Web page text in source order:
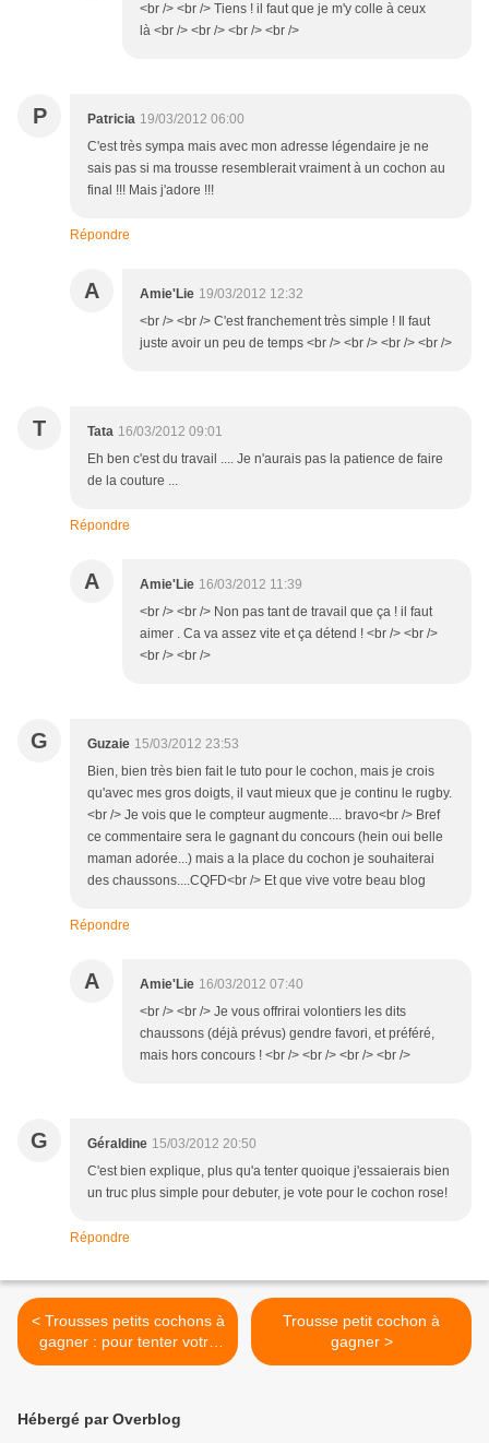
<br /> <br /> Tiens ! il faut que je m'y colle à ceux
là <br /> <br /> <br /> <br />
P Patricia 19/03/2012 06:00
C'est très sympa mais avec mon adresse légendaire je ne
sais pas si ma trousse resemblerait vraiment à un cochon au
final !!! Mais j'adore !!!
Répondre
A Amie'Lie 19/03/2012 12:32
<br /> <br /> C'est franchement très simple ! Il faut
juste avoir un peu de temps <br /> <br /> <br /> <br />
T Tata 16/03/2012 09:01
Eh ben c'est du travail .... Je n'aurais pas la patience de faire
de la couture ...
Répondre
A Amie'Lie 16/03/2012 11:39
<br /> <br /> Non pas tant de travail que ça ! il faut
aimer . Ca va assez vite et ça détend ! <br /> <br />
<br /> <br />
G Guzaie 15/03/2012 23:53
Bien, bien très bien fait le tuto pour le cochon, mais je crois
qu'avec mes gros doigts, il vaut mieux que je continu le rugby.
<br /> Je vois que le compteur augmente.... bravo<br /> Bref
ce commentaire sera le gagnant du concours (hein oui belle
maman adorée...) mais a la place du cochon je souhaiterai
des chaussons....CQFD<br /> Et que vive votre beau blog
Répondre
A Amie'Lie 16/03/2012 07:40
<br /> <br /> Je vous offrirai volontiers les dits
chaussons (déjà prévus) gendre favori, et préféré,
mais hors concours ! <br /> <br /> <br /> <br />
G Géraldine 15/03/2012 20:50
C'est bien explique, plus qu'a tenter quoique j'essaierais bien
un truc plus simple pour debuter, je vote pour le cochon rose!
Répondre
< Trousses petits cochons à
gagner : pour tenter votre
chance faites un
Trousse petit cochon à
gagner >
Hébergé par Overblog